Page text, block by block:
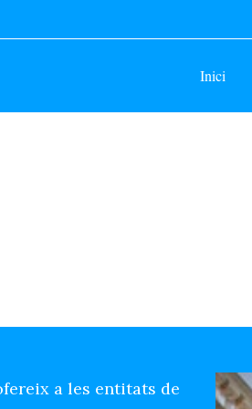
Inici
a les entitats de